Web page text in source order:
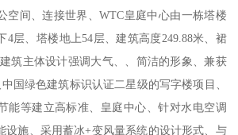
空间、连接世界、WTC皇庭中心由一栋塔楼
4层、塔楼地上54层、建筑高度249.88米、裙
筑主体设计强调大气、、简洁的形象、兼获
国绿色建筑标识认证二星级的写字楼项目、
能等建立高标准、皇庭中心、针对水电空调
设施、采用蓄冰+变风量系统的设计形式、与